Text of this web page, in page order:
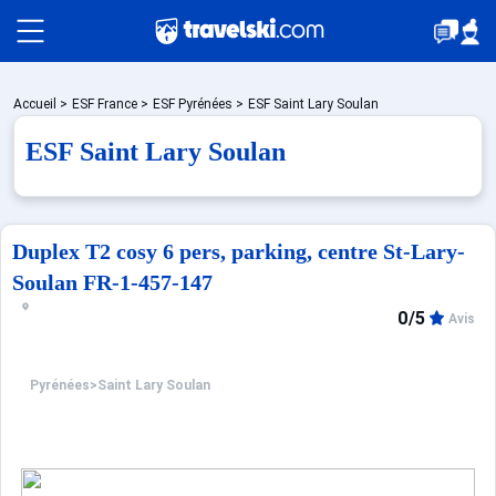
Packages
Hébergements
Accueil > ESF France > ESF Pyrénées > ESF Saint Lary Soulan
ESF Saint Lary Soulan
Duplex T2 cosy 6 pers, parking, centre St-Lary-
Soulan FR-1-457-147
Pyrénées>Saint Lary Soulan
0/5 Avis